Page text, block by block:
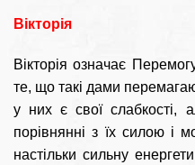
Вікторія
Вікторія означає
те, що такі дами
у них є свої слабкості,
порівнянні з їх силою і
настільки сильну